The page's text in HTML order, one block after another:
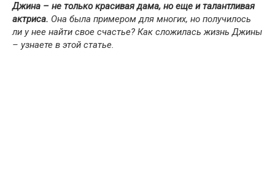
Джина – не только красивая дама, но еще и талантливая
актриса. Она была примером для многих, но получилось
ли у нее найти свое счастье? Как сложилась жизнь Джины
– узнаете в этой статье.